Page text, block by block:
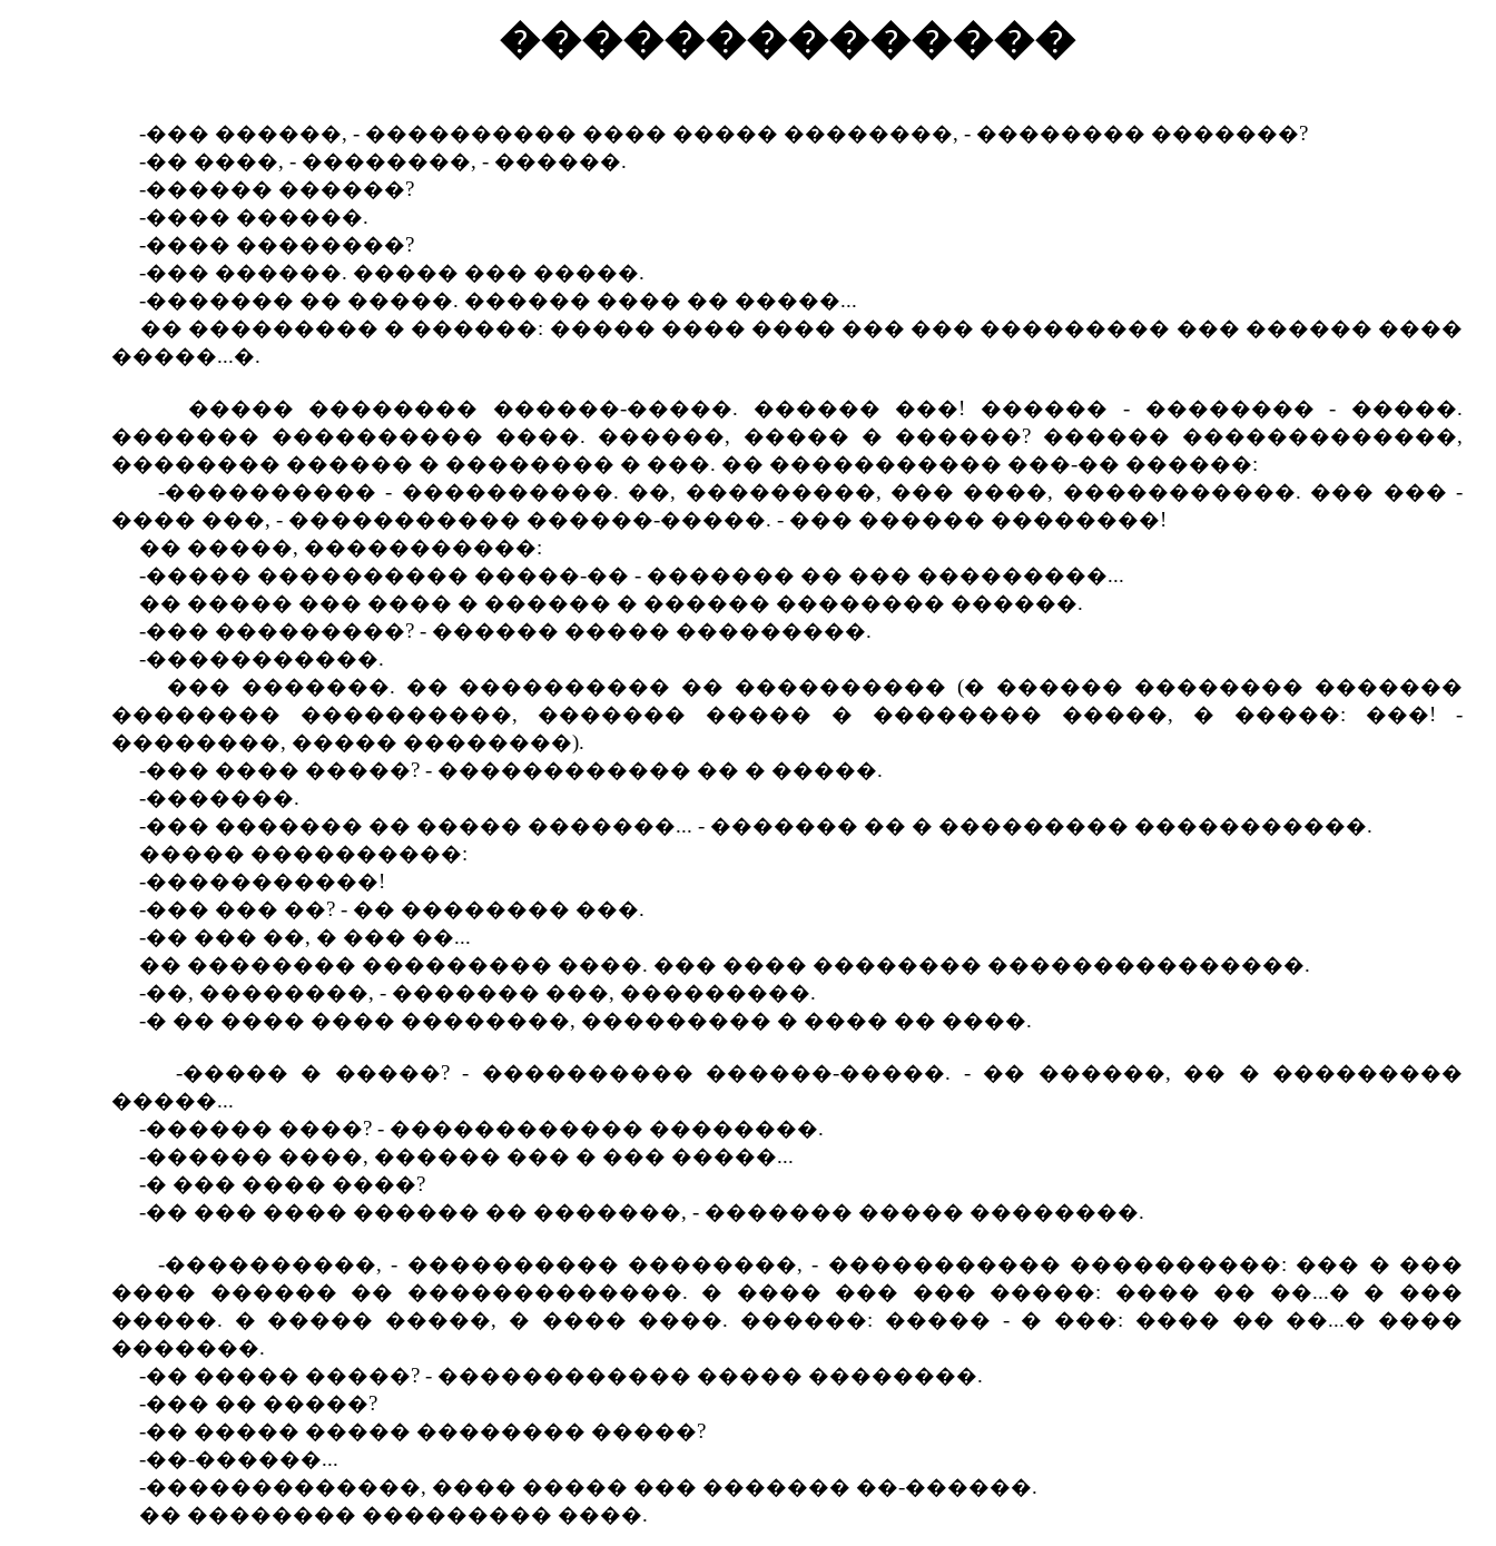
��������������
-��� ������, - ���������� ���� ����� ��������, - �������� �������?
-�� ����, - ��������, - ������.
-������ ������?
-���� ������.
-���� ��������?
-��� ������. ����� ��� �����.
-������� �� �����. ������ ���� �� �����...
�� ��������� � ������: ����� ���� ���� ��� ��� ��������� ��� ������ ����
�����...�.
����� �������� ������-�����. ������ ���! ������ - �������� - �����.
������� ���������� ����. ������, ����� � ������? ������ �������������,
�������� ������ � �������� � ���. �� ����������� ���-�� ������:
-���������� - ����������. ��, ���������, ��� ����, �����������. ��� ��� -
���� ���, - ����������� ������-�����. - ��� ������ ��������!
�� �����, �����������:
-����� ���������� �����-�� - ������� �� ��� ���������...
�� ����� ��� ���� � ������ � ������ �������� ������.
-��� ���������? - ������ ����� ���������.
-�����������.
��� �������. �� ���������� �� ���������� (� ������ �������� �������
�������� ����������, ������� ����� � �������� �����, � �����: ���! -
��������, ����� ��������).
-��� ���� �����? - ������������ �� � �����.
-�������.
-��� ������� �� ����� �������... - ������� �� � ��������� �����������.
����� ����������:
-�����������!
-��� ��� ��? - �� �������� ���.
-�� ��� ��, � ��� ��...
�� �������� ��������� ����. ��� ���� �������� ���������������.
-��, ��������, - ������� ���, ���������.
-� �� ���� ���� ��������, ��������� � ���� �� ����.
-����� � �����? - ���������� ������-�����. - �� ������, �� � ���������
�����...
-������ ����? - ������������ ��������.
-������ ����, ������ ��� � ��� �����...
-� ��� ���� ����?
-�� ��� ���� ������ �� �������, - ������� ����� ��������.
-����������, - ���������� ��������, - ����������� ����������: ��� � ���
���� ������ �� �������������. � ���� ��� ��� �����: ���� �� ��...� � ���
�����. � ����� �����, � ���� ����. ������: ����� - � ���: ���� �� ��...� ����
�������.
-�� ����� �����? - ������������ ����� ��������.
-��� �� �����?
-�� ����� ����� �������� �����?
-��-������...
-�������������, ���� ����� ��� ������� ��-������.
�� �������� ��������� ����.